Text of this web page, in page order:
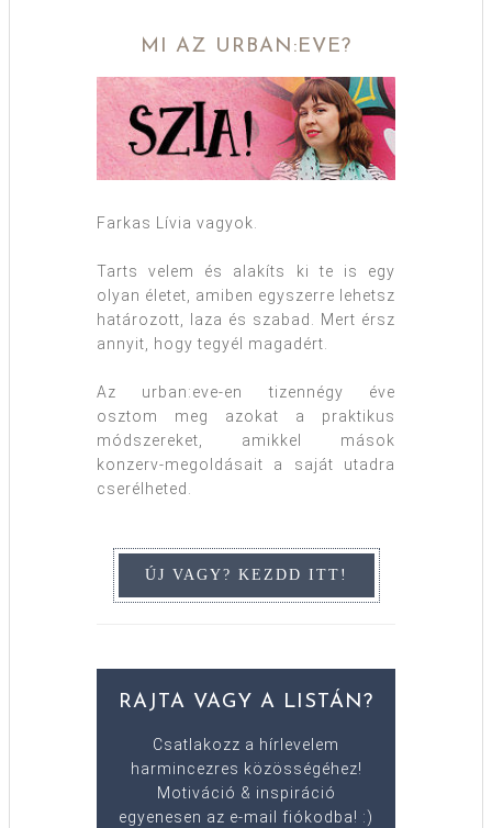
MI AZ URBAN:EVE?
Farkas Lívia vagyok.
Tarts velem és alakíts ki te is egy
olyan életet, amiben egyszerre lehetsz
határozott, laza és szabad. Mert érsz
annyit, hogy tegyél magadért.
Az urban:eve-en tizennégy éve
osztom meg azokat a praktikus
módszereket, amikkel mások
konzerv-megoldásait a saját utadra
cserélheted.
RAJTA VAGY A LISTÁN?
Csatlakozz a hírlevelem
harmincezres közösségéhez!
Motiváció & inspiráció
egyenesen az e-mail fiókodba! :)